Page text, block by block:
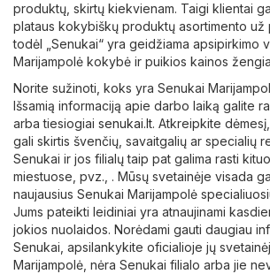
produktų, skirtų kiekvienam. Taigi klientai
plataus kokybiškų produktų asortimento už
todėl „Senukai“ yra geidžiama apsipirkimo
Marijampolė kokybė ir puikios kainos
Norite sužinoti, koks yra Senukai
Išsamią informaciją apie darbo laiką galite
arba tiesiogiai senukai.lt. Atkreipkite
gali skirtis švenčių, savaitgalių ar specialių
Senukai ir jos filialų taip pat galima rasti
miestuose, pvz., . Mūsų svetainėje visada
naujausius Senukai Marijampolė
Jums pateikti leidiniai yra atnaujinami
jokios nuolaidos. Norėdami gauti daugiau
Senukai, apsilankykite oficialioje jų
Marijampolė, nėra Senukai filialo arba jie